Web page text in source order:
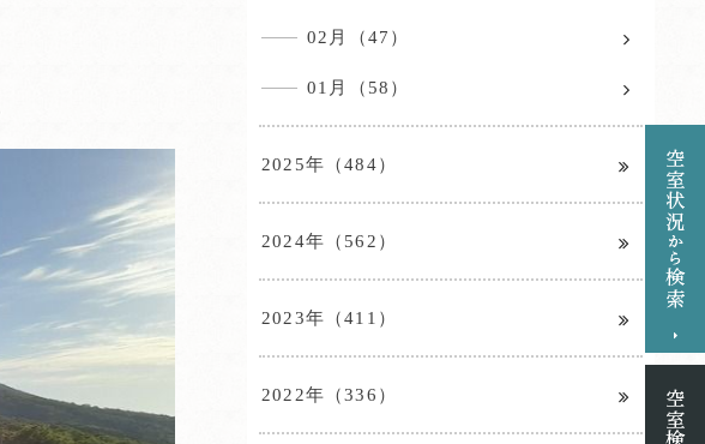
02月（47）
01月（58）
2025年（484）
2024年（562）
2023年（411）
2022年（336）